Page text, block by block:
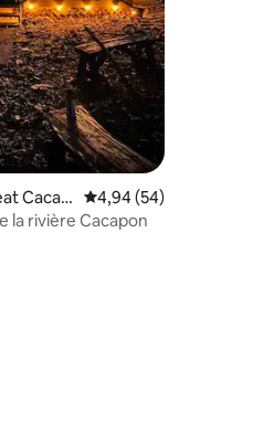
commentaires : 4,88 sur 5
Cacap
Évaluation moyenne
4,94 (54)
la rivière Cacapon